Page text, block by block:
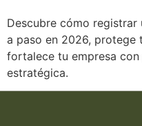
Descubre cómo registrar
a paso en 2026, protege
fortalece tu empresa
estratégica.